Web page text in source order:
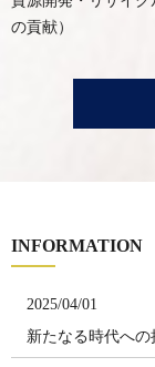
の貢献）
INFORMATION
2025/04/01
新たなる時代への